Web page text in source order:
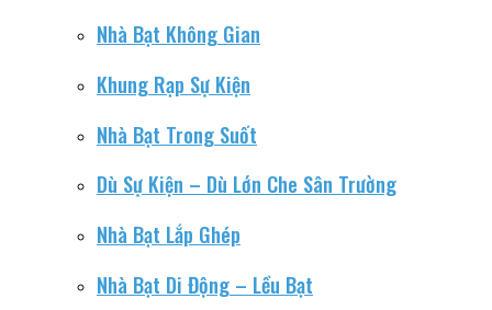
Nhà Bạt Không Gian
Khung Rạp Sự Kiện
Nhà Bạt Trong Suốt
Dù Sự Kiện – Dù Lớn Che Sân Trường
Nhà Bạt Lắp Ghép
Nhà Bạt Di Động – Lều Bạt